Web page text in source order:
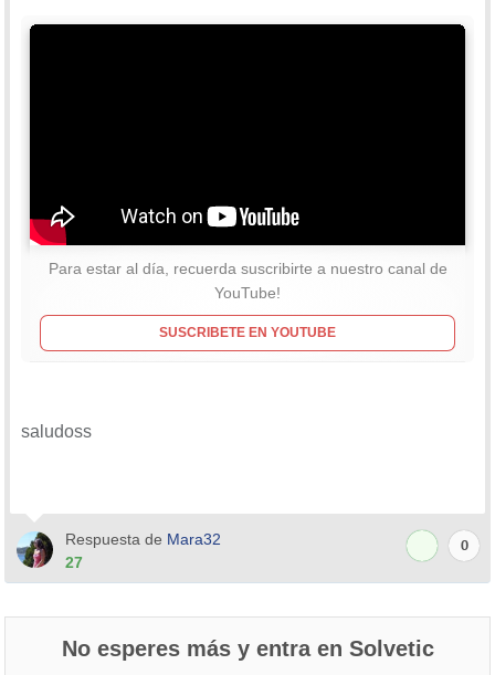
Para estar al día, recuerda suscribirte a nuestro canal de
YouTube!
SUSCRIBETE EN YOUTUBE
saludoss
Respuesta de Mara32
27
0
No esperes más y entra en Solvetic